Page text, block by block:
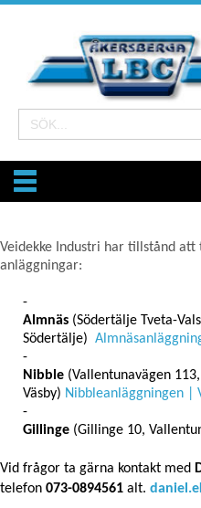
Veidekke Industri har tillstånd
anläggningar:
Almnäs (Södertälje Tveta-
Södertälje)
Nibble (Vallentunavägen
Väsby) Nibbleanläggningen |
Gillinge (Gillinge 10,
Vid frågor ta gärna kontakt med
telefon 073-0894561 alt.